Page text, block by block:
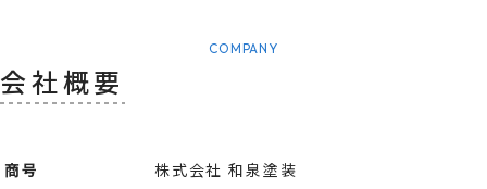
COMPANY
会社概要
商号 株式会社 和泉塗装